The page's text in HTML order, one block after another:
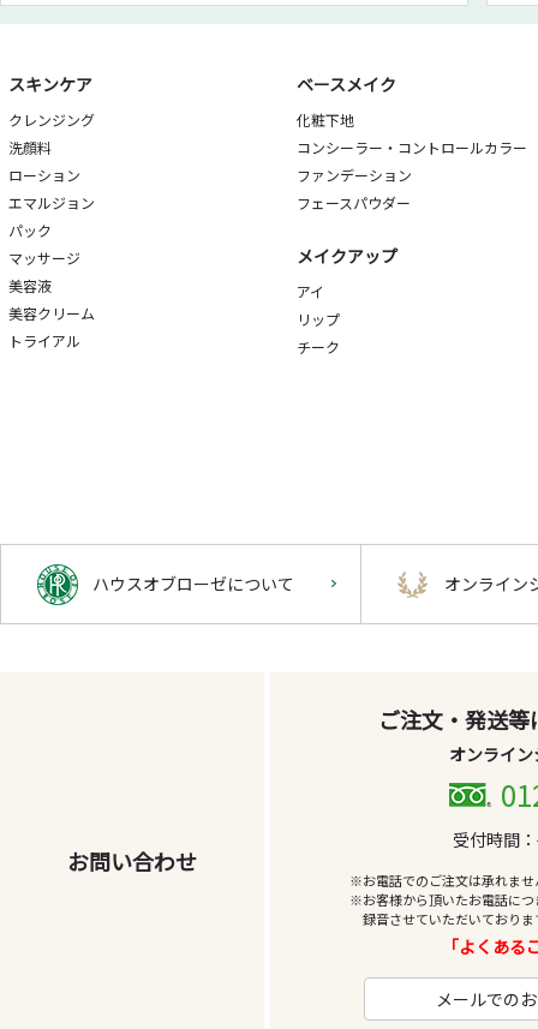
スキンケア
クレンジング
洗顔料
ローション
エマルジョン
パック
マッサージ
美容液
美容クリーム
トライアル
ベースメイク
化粧下地
コンシーラー・コントロールカラー
ファンデーション
フェースパウダー
メイクアップ
アイ
リップ
チーク
ハウスオブローゼについて オンライン
お問い合わせ
ご注文・発送
オンライ
受付時間
※お電話でのご注文は承れま
※お客様から頂いたお電話に
録音させていただいておりま
「よくあ
メールでの